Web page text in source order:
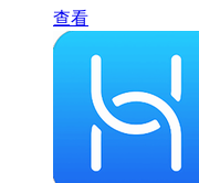
查看